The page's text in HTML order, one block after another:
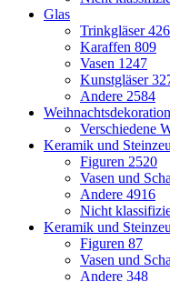
Glas
Trinkgläser
Karaffen 809
Vasen 1247
Kunstgläser
Andere 2584
Verschiedene
Keramik und
Figuren 2520
Vasen und
Andere 4916
Nicht
Keramik und
Figuren 87
Vasen und
Andere 348